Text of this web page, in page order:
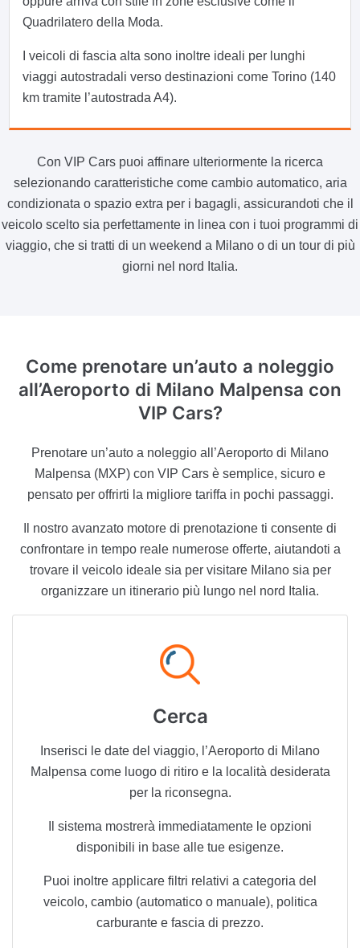
Quadrilatero della Moda.
I veicoli di fascia alta sono inoltre ideali per lunghi
viaggi autostradali verso destinazioni come Torino (140
km tramite l’autostrada A4).
Con VIP Cars puoi affinare ulteriormente la ricerca
selezionando caratteristiche come cambio automatico, aria
condizionata o spazio extra per i bagagli, assicurandoti che il
veicolo scelto sia perfettamente in linea con i tuoi programmi di
viaggio, che si tratti di un weekend a Milano o di un tour di più
giorni nel nord Italia.
Come prenotare un’auto a noleggio
all’Aeroporto di Milano Malpensa con
VIP Cars?
Prenotare un’auto a noleggio all’Aeroporto di Milano
Malpensa (MXP) con VIP Cars è semplice, sicuro e
pensato per offrirti la migliore tariffa in pochi passaggi.
Il nostro avanzato motore di prenotazione ti consente di
confrontare in tempo reale numerose offerte, aiutandoti a
trovare il veicolo ideale sia per visitare Milano sia per
organizzare un itinerario più lungo nel nord Italia.
Cerca
Inserisci le date del viaggio, l’Aeroporto di Milano
Malpensa come luogo di ritiro e la località desiderata
per la riconsegna.
Il sistema mostrerà immediatamente le opzioni
disponibili in base alle tue esigenze.
Puoi inoltre applicare filtri relativi a categoria del
veicolo, cambio (automatico o manuale), politica
carburante e fascia di prezzo.